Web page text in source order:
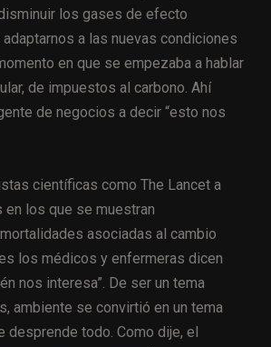
los gases de efecto
adaptarnos a las nuevas condiciones
en que se empezaba a hablar
de impuestos al carbono. Ahí
de negocios a decir “esto nos
científicas como The Lancet a
los que se muestran
asociadas al cambio
los médicos y enfermeras dicen
nos interesa”. De ser un tema
ambiente se convirtió en un tema
desprende todo. Como dije, el